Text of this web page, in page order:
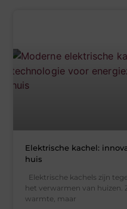
Elektrische kachel:
huis
Elektrische kachels zijn
het verwarmen van huizen.
warmte, maar